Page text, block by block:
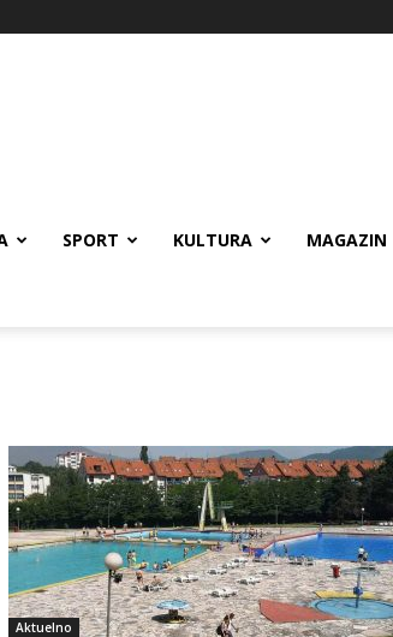
SPORT KULTURA MAGAZIN
Aktuelno